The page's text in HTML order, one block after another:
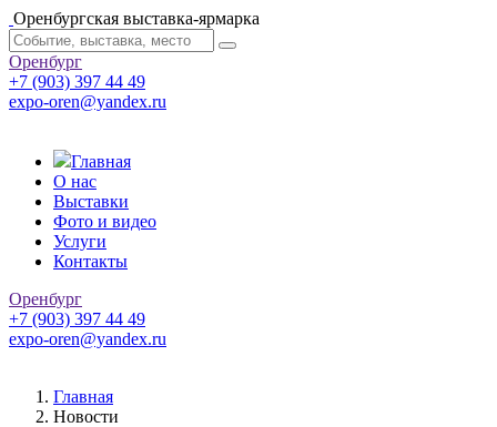
Оренбургская выставка-ярмарка
Оренбург
+7 (903) 397 44 49
expo-oren@yandex.ru
Главная
О нас
Выставки
Фото и видео
Услуги
Контакты
Оренбург
+7 (903) 397 44 49
expo-oren@yandex.ru
Главная
Новости